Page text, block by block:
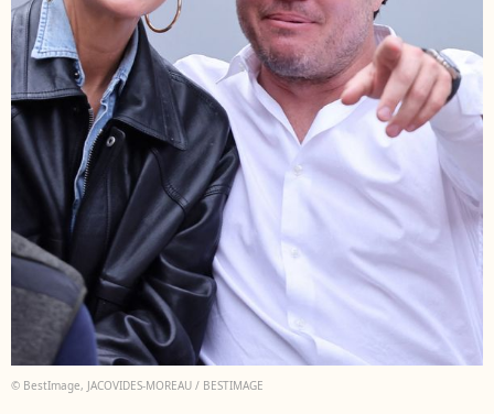
© BestImage, JACOVIDES-MOREAU / BESTIMAGE